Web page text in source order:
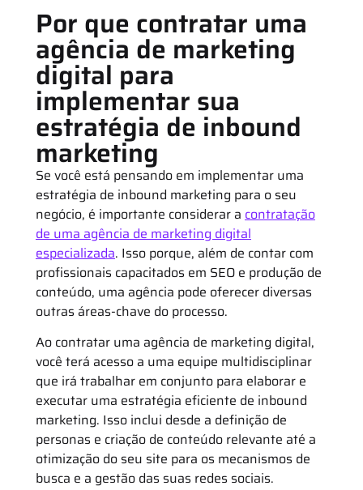
Por que contratar uma
agência de marketing
digital para
implementar sua
estratégia de inbound
marketing
Se você está pensando em implementar uma
estratégia de inbound marketing para o seu
negócio, é importante considerar a contratação
de uma agência de marketing digital
especializada. Isso porque, além de contar com
profissionais capacitados em SEO e produção de
conteúdo, uma agência pode oferecer diversas
outras áreas-chave do processo.
Ao contratar uma agência de marketing digital,
você terá acesso a uma equipe multidisciplinar
que irá trabalhar em conjunto para elaborar e
executar uma estratégia eficiente de inbound
marketing. Isso inclui desde a definição de
personas e criação de conteúdo relevante até a
otimização do seu site para os mecanismos de
busca e a gestão das suas redes sociais.